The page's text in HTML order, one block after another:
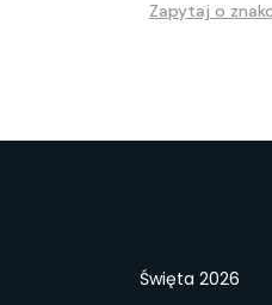
Zapytaj o
Święta 2026